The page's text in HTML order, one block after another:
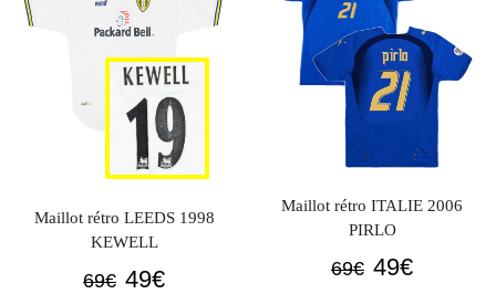
Maillot rétro LEEDS 1998
KEWELL
69€ Le
49€Le
Maillot rétro ITALIE 2006
PIRLO
69€ Le
49€Le